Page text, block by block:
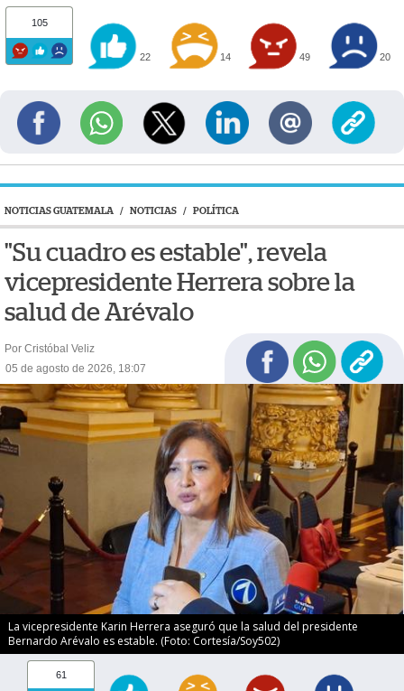
105
22 14 49 20
NOTICIAS GUATEMALA / NOTICIAS / POLÍTICA
"Su cuadro es estable", revela
vicepresidente Herrera sobre la
salud de Arévalo
Por Cristóbal Veliz
05 de agosto de 2026, 18:07
La vicepresidente Karin Herrera aseguró que la salud del presidente
Bernardo Arévalo es estable. (Foto: Cortesía/Soy502)
61